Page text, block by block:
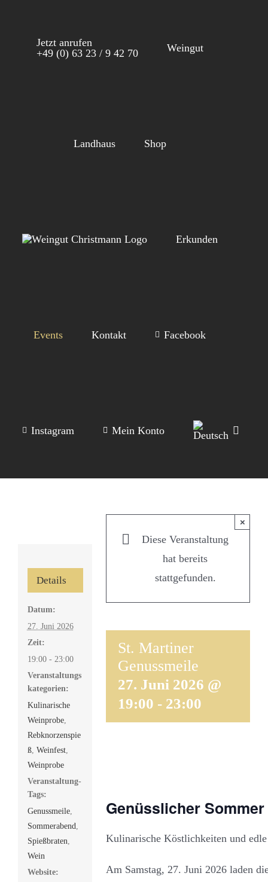
Jetzt anrufen
+49 (0) 63 23 / 9 42 70
Weingut
Landhaus Shop
Erkunden
Events Kontakt Facebook
Instagram Mein Konto
Diese Veranstaltung
hat bereits
stattgefunden.
×
St. Martiner
Genussmeile
27. Juni 2026 @
19:00 - 23:00
Genüsslicher
Kulinarische Köstlichkeiten und
Am Samstag, 27. Juni 2026 laden
Details
Datum:
27. Juni 2026
Zeit:
19:00 - 23:00
Veranstaltungs
kategorien:
Kulinarische
Weinprobe,
Rebknorzenspie
ß, Weinfest,
Weinprobe
Veranstaltung-
Tags:
Genussmeile,
Sommerabend
Spießbraten
Wein
Website: